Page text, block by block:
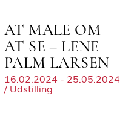
AT MALE OM
AT SE – LENE
PALM LARSEN
16.02.2024 - 25.05.2024
/ Udstilling